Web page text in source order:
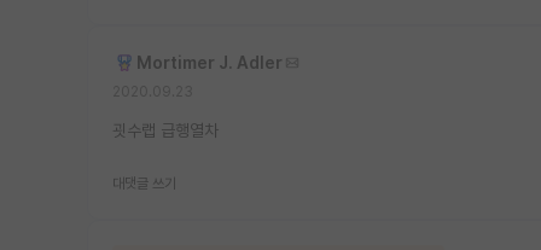
Mortimer J. Adler
굇수랩 급행열차
대댓글 쓰기